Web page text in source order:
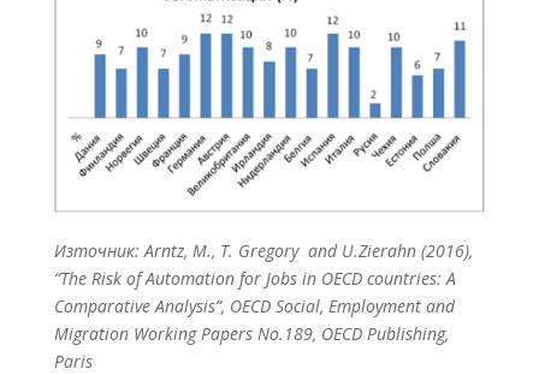
Източник: Arntz, M., T. Gregory and U.Zierahn (2016),
“The Risk of Automation for Jobs in OECD countries: A
Comparative Analysis”, OECD Social, Employment and
Migration Working Papers No.189, OECD Publishing,
Paris